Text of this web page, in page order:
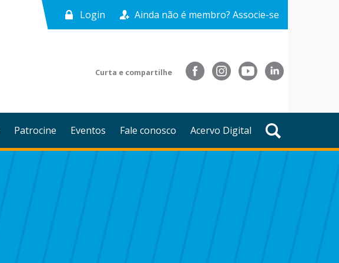
Login Ainda não é membro? Associe-se
Curta e compartilhe
Patrocine Eventos Fale conosco Acervo Digital